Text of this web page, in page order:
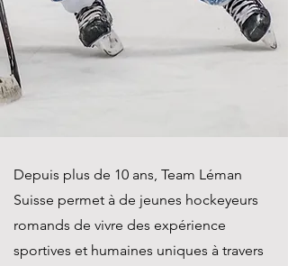
Depuis plus de 10 ans, Team Léman
Suisse permet à de jeunes hockeyeurs
romands de vivre des expérience
sportives et humaines uniques à travers